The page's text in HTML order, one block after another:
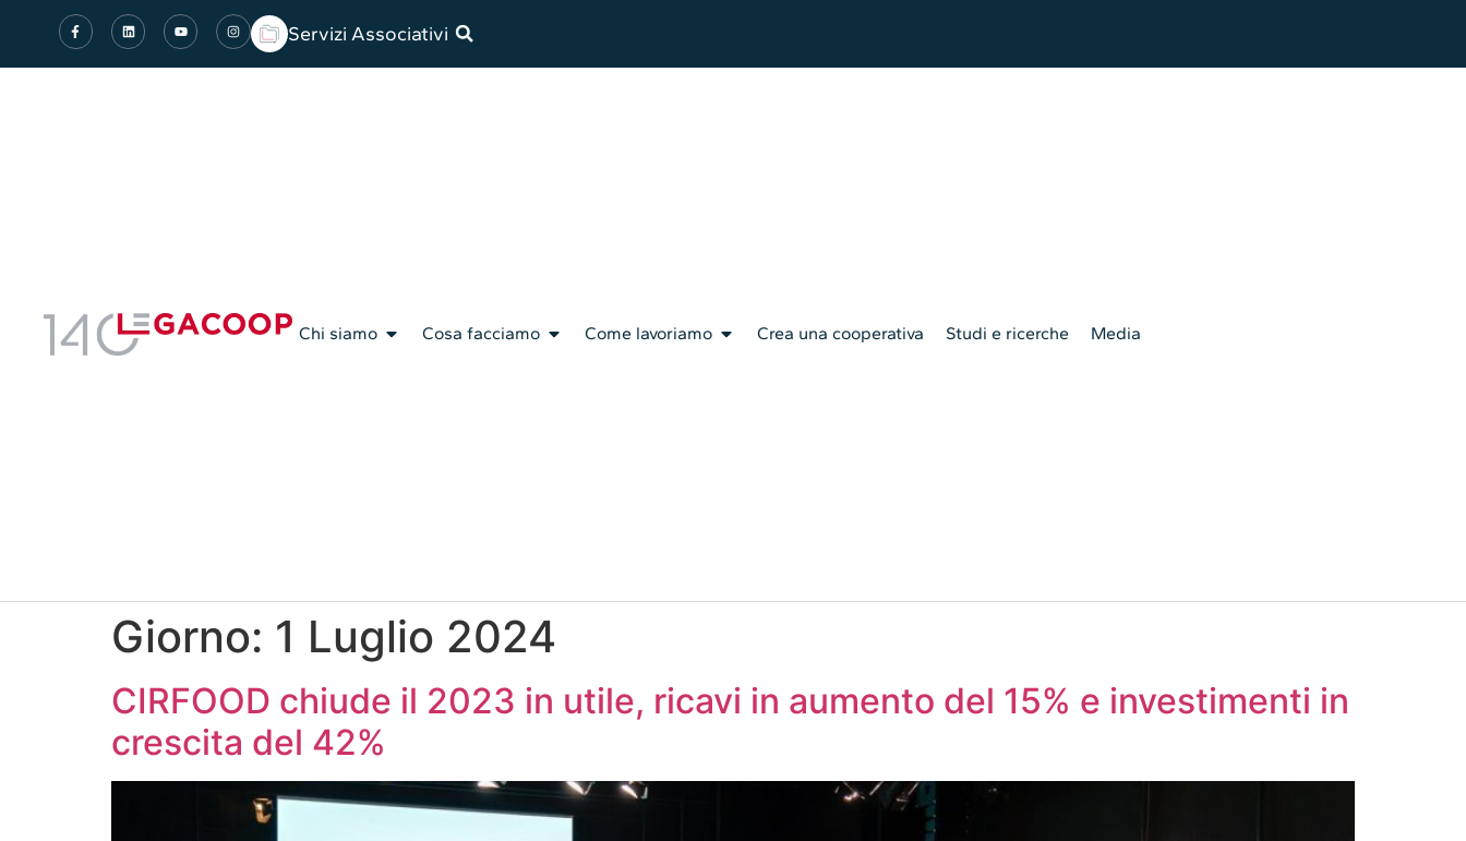
Servizi Associativi
Chi siamo Cosa facciamo Come lavoriamo Crea una cooperativa Studi e ricerche Media
Giorno: 1 Luglio 2024
CIRFOOD chiude il 2023 in utile, ricavi in aumento del 15% e investimenti in
crescita del 42%